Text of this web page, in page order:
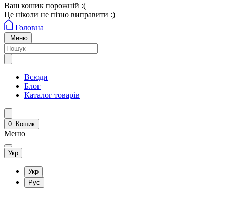
Ваш кошик порожній :(
Це ніколи не пізно виправити :)
Головна
Меню
Всюди
Блог
Каталог товарів
0 Кошик
Меню
Укр
Укр
Рус